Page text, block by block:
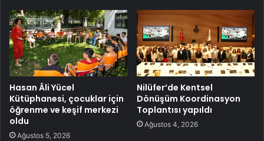
Hasan Âli Yücel
Kütüphanesi, çocuklar için
öğrenme ve keşif merkezi
oldu
Ağustos 5, 2026
Nilüfer’de Kentsel
Dönüşüm Koordinasyon
Toplantısı yapıldı
Ağustos 4, 2026